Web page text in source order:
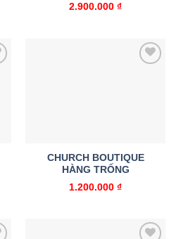
2.900.000 ₫
CHURCH BOUTIQUE
HÀNG TRỐNG
1.200.000 ₫